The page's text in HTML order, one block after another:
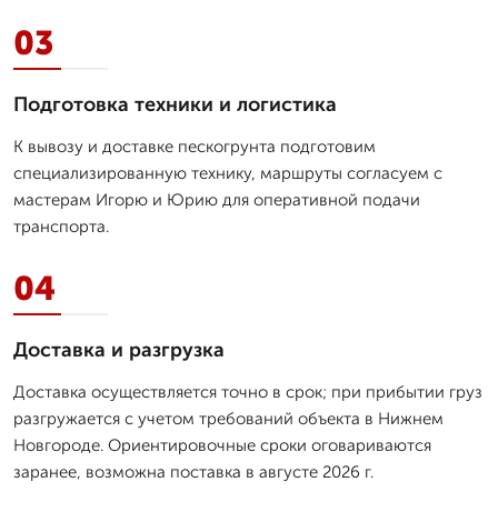
03
Подготовка техники и логистика
К вывозу и доставке пескогрунта подготовим
специализированную технику, маршруты согласуем с
мастерам Игорю и Юрию для оперативной подачи
транспорта.
04
Доставка и разгрузка
Доставка осуществляется точно в срок; при прибытии груз
разгружается с учетом требований объекта в Нижнем
Новгороде. Ориентировочные сроки оговариваются
заранее, возможна поставка в августе 2026 г.